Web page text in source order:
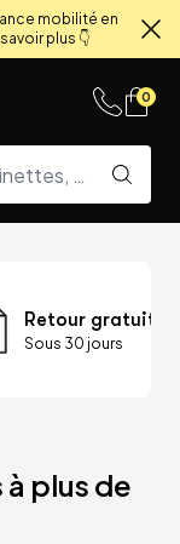
mobilité en
plus 👇
0
Retour gratuit
Sous 30 jours
plus de